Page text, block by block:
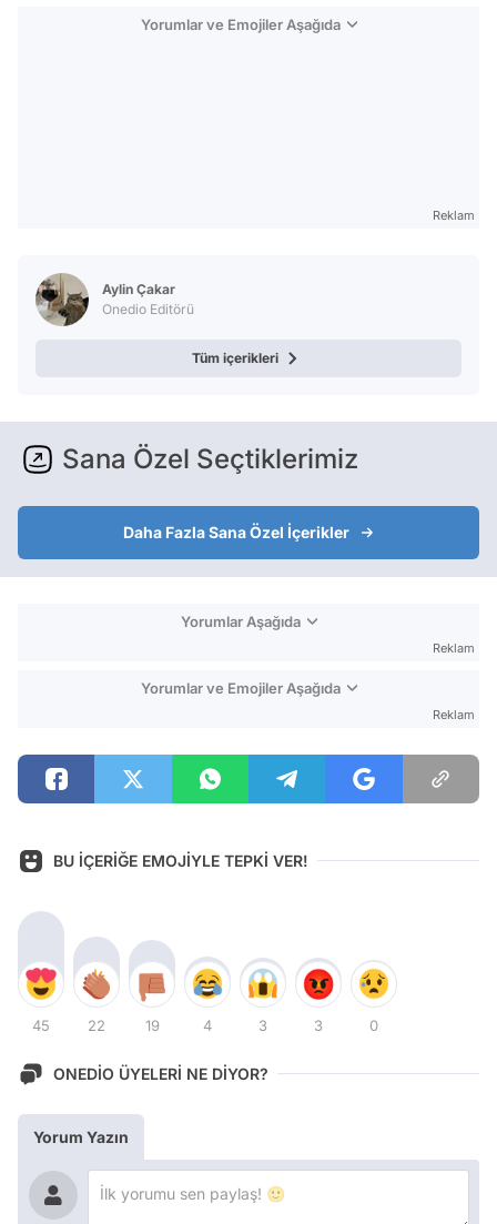
Yorumlar ve Emojiler Aşağıda
Reklam
Aylin Çakar
Onedio Editörü
Tüm içerikleri
Sana Özel Seçtiklerimiz
Daha Fazla Sana Özel İçerikler
Yorumlar Aşağıda
Reklam
Yorumlar ve Emojiler Aşağıda
Reklam
BU İÇERİĞE EMOJİYLE TEPKİ VER!
45 22 19 4 3 3 0
ONEDİO ÜYELERİ NE DİYOR?
Yorum Yazın